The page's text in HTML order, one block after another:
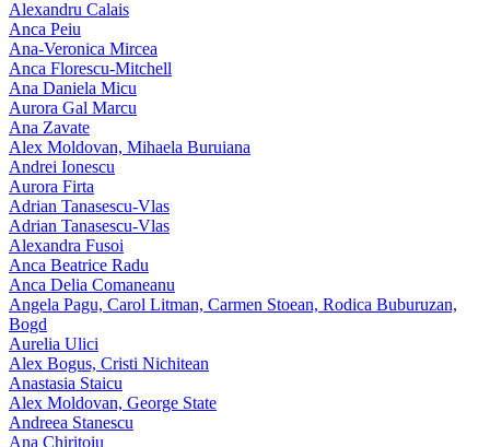
Alexandru Calais
Anca Peiu
Ana-Veronica Mircea
Anca Florescu-Mitchell
Ana Daniela Micu
Aurora Gal Marcu
Ana Zavate
Alex Moldovan, Mihaela Buruiana
Andrei Ionescu
Aurora Firta
Adrian Tanasescu‑Vlas
Adrian Tanasescu-Vlas
Alexandra Fusoi
Anca Beatrice Radu
Anca Delia Comaneanu
Angela Pagu, Carol Litman, Carmen Stoean, Rodica Buburuzan,
Bogd
Aurelia Ulici
Alex Bogus, Cristi Nichitean
Anastasia Staicu
Alex Moldovan, George State
Andreea Stanescu
Ana Chiritoiu